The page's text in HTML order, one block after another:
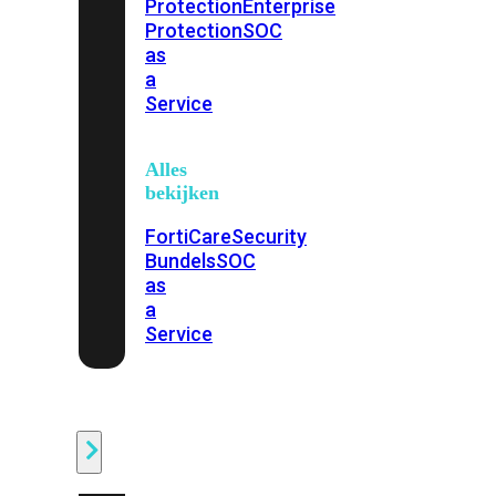
ProtectionEnterprise
ProtectionSOC
as
a
Service
Alles
bekijken
FortiCareSecurity
BundelsSOC
as
a
Service